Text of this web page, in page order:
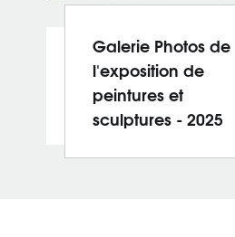
Galerie Photos de
l'exposition de
peintures et
sculptures - 2025